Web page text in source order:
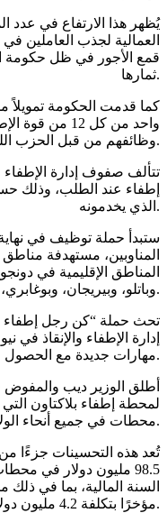
يُظهر هذا الارتفاع في عدد
قمع الأجور في ظل حكومة
ثمارها.
واحد من كل 12
وظائفهم من قبل الحزب الليبرالي والحزب الوطني.
تتألف صفوف إدارة الإطفاء
إطفاء عند الطلب، وذلك
الذي يخدمونه.
ستبدأ حملة توظيف في
المناوبين، مستهدفة
المناطق الإقليمية في
وباتلو، وبيريجان، وبوغابري، وبومبالا، ووارين.
تحث حملة “كن رجل إطفاء
إدارة الإطفاء والإنقاذ
مهارات جديدة مع الحصول على أجر بالساعة لتكملة دخلهم.
أطلق الوزير ديب والمفوض
لمحطة إطفاء بلاكتاون
محطات في جميع أنحاء الولاية خضعت لعمليات تحديث.
تُعد هذه التحسينات جزءًا
98.5 مليون دولار في
السنة المالية، بما في ذلك
مؤخرًا بتكلفة 4.2 مليون دولار.